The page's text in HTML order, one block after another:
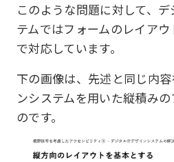
このような問題に対して、
テムではフォームのレイア
で対応しています。
下の画像は、先述と同じ内
ンシステムを用いた縦積み
のです。